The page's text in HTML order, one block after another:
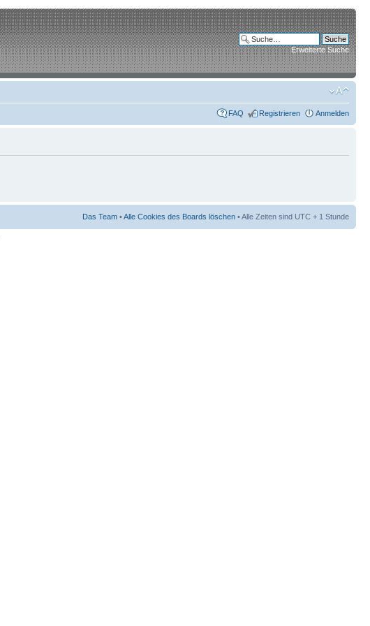
Erweiterte Suche
FAQ Registrieren Anmelden
Das Team •Alle Cookies des Boards löschen • Alle Zeiten sind UTC + 1 Stunde